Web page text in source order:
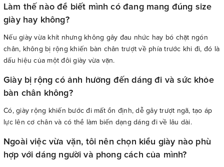
Làm thế nào để biết mình có đang mang đúng size
giày hay không?
Nếu giày vừa khít nhưng không gây đau nhức hay bó chặt ngón
chân, không bị rộng khiến bàn chân trượt về phía trước khi đi, đó là
dấu hiệu của một đôi giày vừa vặn.
Giày bị rộng có ảnh hưởng đến dáng đi và sức khỏe
bàn chân không?
Có, giày rộng khiến bước đi mất ổn định, dễ gây trượt ngã, tạo áp
lực lên cơ chân và có thể làm biến dạng dáng đi về lâu dài.
Ngoài việc vừa vặn, tôi nên chọn kiểu giày nào phù
hợp với dáng người và phong cách của mình?